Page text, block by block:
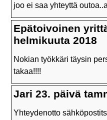
joo ei saa yhteyttä
Epätoivoinen
helmikuuta 2018
Nokian työkkäri täysin
takaa!!!!
Jari 23. päivä
Yhteydenotto